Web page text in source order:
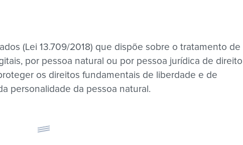
(Lei 13.709/2018) que dispõe sobre o tratamento de
por pessoa natural ou por pessoa jurídica de direito
os direitos fundamentais de liberdade e de
personalidade da pessoa natural.